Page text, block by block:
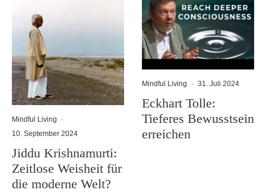
Mindful Living
·
10. September 2024
Jiddu Krishnamurti:
Zeitlose Weisheit für
die moderne Welt?
Mindful Living · 31. Juli 2024
Eckhart Tolle:
Tieferes Bewusstsein
erreichen